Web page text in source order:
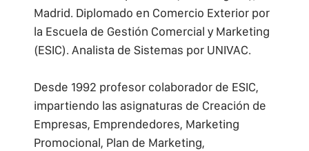
ÍNDICE
PLANIFICACIÓN Y MARKETING
EL PLAN DE MARKETING
FASES DE UN PLAN DE MARKETING
DESARROLLO DE LA GUÍA PRÁCTICA
Características específicas del Marketing Industrial a tener en
cuenta al elaborar un Plan de Marketing.
Características específicas del Marketing de Servicios a tener
Madrid. Diplomado en Comercio Exterior por
la Escuela de Gestión Comercial y Marketing
(ESIC). Analista de Sistemas por UNIVAC.
Desde 1992 profesor colaborador de ESIC,
impartiendo las asignaturas de Creación de
Empresas, Emprendedores, Marketing
Promocional, Plan de Marketing,